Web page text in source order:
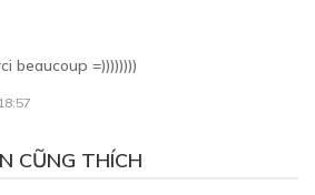
beaucoup =))))))))
CŨNG THÍCH